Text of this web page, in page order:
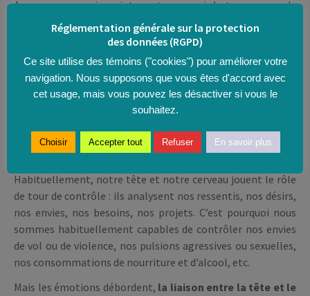
Avez-vous compris maintenant pourquoi c’est une erreur de
penser qu’il faut taire ses émotions ? Bien des violences
intrafamiliales ou débordements sociaux, jusqu’au
terrorisme, résultent de colères ou de détresses qui n’ont
pas pu s’exprimer et déverser leur trop-plein !
DES ÉMOTIONS EXPRIMÉES
émotions. Parce que le cœur qui déborde n’est canalisé que
par la tête qui cherche à comprendre.
Habituellement, notre tête et notre cerveau jouent le rôle
de tour de contrôle : ils analysent nos ressentis, nos désirs,
nos envies, nos besoins, nos projets. C’est pourquoi nous
sommes habituellement capables de contrôler nos envies
de vol ou de violence, nos pulsions agressives ou sexuelles,
nos consommations de nourriture et d’alcool, etc.
Mais les émotions débordent, la liaison entre la tête et le
Réglementation générale sur la protection
des données (RGPD)
Ce site utilise des témoins ("cookies") pour améliorer votre
navigation. Nous supposons que vous êtes d'accord avec
cet usage, mais vous pouvez les désactiver si vous le
souhaitez.
Choisir Accepter tout Refuser En savoir plus